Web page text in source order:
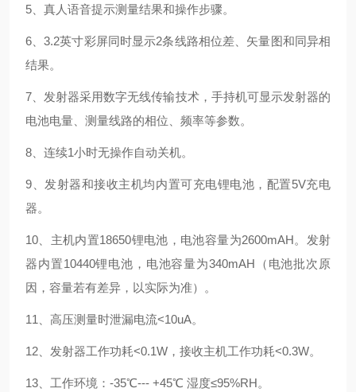
5、真人语音提示测量结果和操作步骤。
6、3.2英寸彩屏同时显示2条线路相位差、矢量图和同异相
结果。
7、发射器采用数字无线传输技术，手持机可显示发射器的
电池电量、测量线路的相位、频率等参数。
8、连续1小时无操作自动关机。
9、发射器和接收主机均内置可充电锂电池，配置5V充电
器。
10、主机内置18650锂电池，电池容量为2600mAH。发射
器内置10440锂电池，电池容量为340mAH（电池批次原
因，容量若有差异，以实际为准）。
11、高压测量时泄漏电流<10uA。
12、发射器工作功耗<0.1W，接收主机工作功耗<0.3W。
13、工作环境：-35℃--- +45℃ 湿度≤95%RH。